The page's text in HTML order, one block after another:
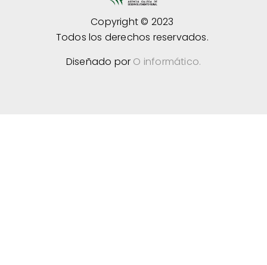
Copyright © 2023
Todos los derechos reservados.
Diseñado por O informático.